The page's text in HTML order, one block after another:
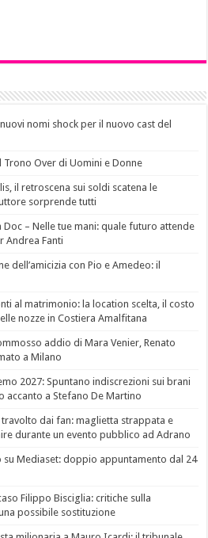
nomi shock per il nuovo cast del
Over di Uomini e Donne
il retroscena sui soldi scatena le
sorprende tutti
Doc – Nelle tue mani: quale futuro attende
Andrea Fanti
dell’amicizia con Pio e Amedeo: il
al matrimonio: la location scelta, il costo
nozze in Costiera Amalfitana
addio di Mara Venier, Renato
a Milano
2027: Spuntano indiscrezioni sui brani
a Stefano De Martino
dai fan: maglietta strappata e
durante un evento pubblico ad Adrano
Mediaset: doppio appuntamento dal 24
Filippo Bisciglia: critiche sulla
possibile sostituzione